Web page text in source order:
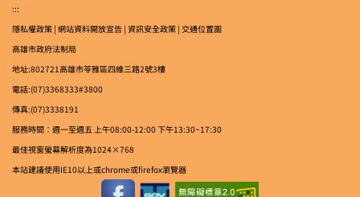
:::
隱私權政策 | 網站資料開放宣告 | 資訊安全政策 | 交通位置圖
高雄市政府法制局
地址:802721高雄市苓雅區四維三路2號3樓
電話:(07)3368333#3800
傳真:(07)3338191
服務時間：週一至週五 上午08:00-12:00 下午13:30~17:30
最佳視窗螢幕解析度為1024×768
本站建議使用IE10以上或chrome或firefox瀏覽器